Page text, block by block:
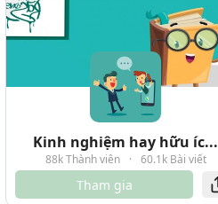
Kinh nghiệm hay hữu íc...
88k Thành viên · 60.1k Bài viết
Tham gia